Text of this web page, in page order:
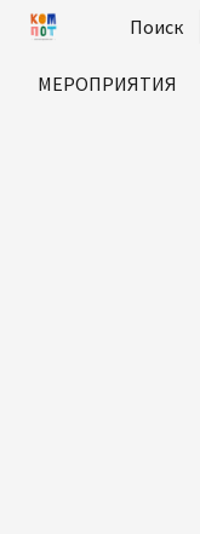
МЕРОПРИЯТИЯ